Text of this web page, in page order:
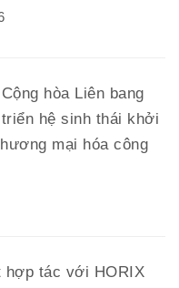
hòa Liên bang
hệ sinh thái khởi
mại hóa công
hợp tác với HORIX